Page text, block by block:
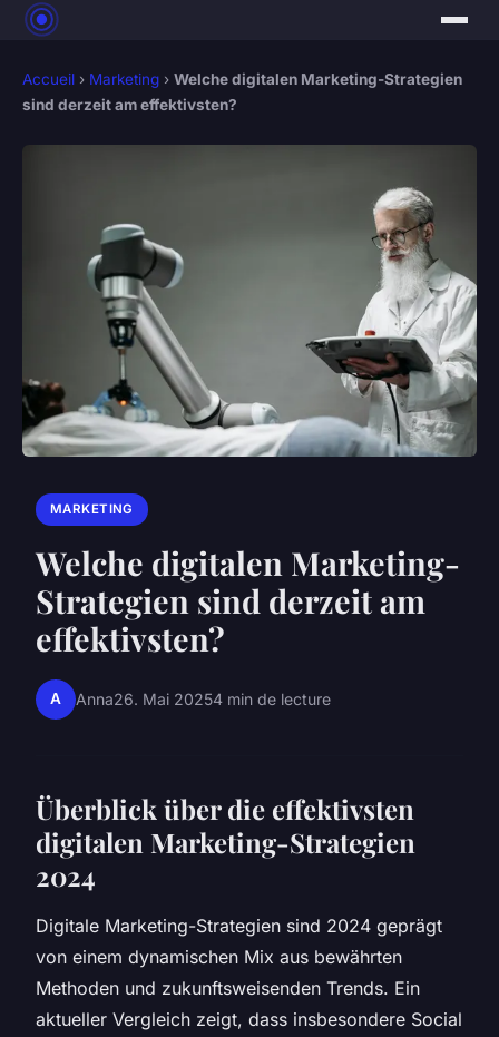
Accueil › Marketing › Welche digitalen Marketing-Strategien
sind derzeit am effektivsten?
MARKETING
Welche digitalen Marketing-
Strategien sind derzeit am
effektivsten?
A Anna26. Mai 20254 min de lecture
Überblick über die effektivsten
digitalen Marketing-Strategien
2024
Digitale Marketing-Strategien sind 2024 geprägt
von einem dynamischen Mix aus bewährten
Methoden und zukunftsweisenden Trends. Ein
aktueller Vergleich zeigt, dass insbesondere Social